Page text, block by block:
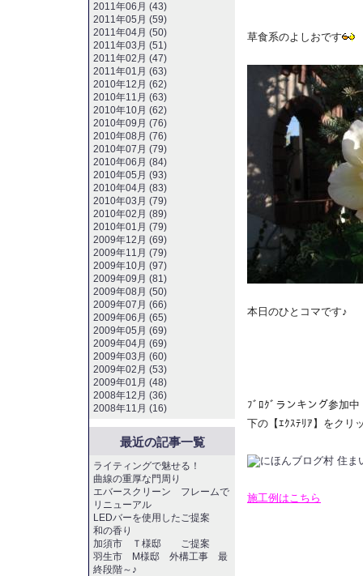
草食系のよしおです
本日のひとコマです♪
ﾌﾞﾛｸﾞランキング参加中
下の【ｴｸｽﾃﾘｱ】をクリ
施工例はこちら
2011年06月 (43)
2011年05月 (59)
2011年04月 (50)
2011年03月 (51)
2011年02月 (47)
2011年01月 (63)
2010年12月 (62)
2010年11月 (63)
2010年10月 (62)
2010年09月 (76)
2010年08月 (76)
2010年07月 (79)
2010年06月 (84)
2010年05月 (93)
2010年04月 (83)
2010年03月 (79)
2010年02月 (89)
2010年01月 (79)
2009年12月 (69)
2009年11月 (79)
2009年10月 (97)
2009年09月 (81)
2009年08月 (50)
2009年07月 (66)
2009年06月 (65)
2009年05月 (69)
2009年04月 (69)
2009年03月 (60)
2009年02月 (53)
2009年01月 (48)
2008年12月 (36)
2008年11月 (16)
最近の記事一覧
ライティングで魅せる！
曲線の重厚な門周り
エバースクリーン フレームで
リニューアル
LEDバーを使用したご提案
和の香り
加須市 Ｔ様邸 ご提案
羽生市 M様邸 外構工事 最
終段階～♪